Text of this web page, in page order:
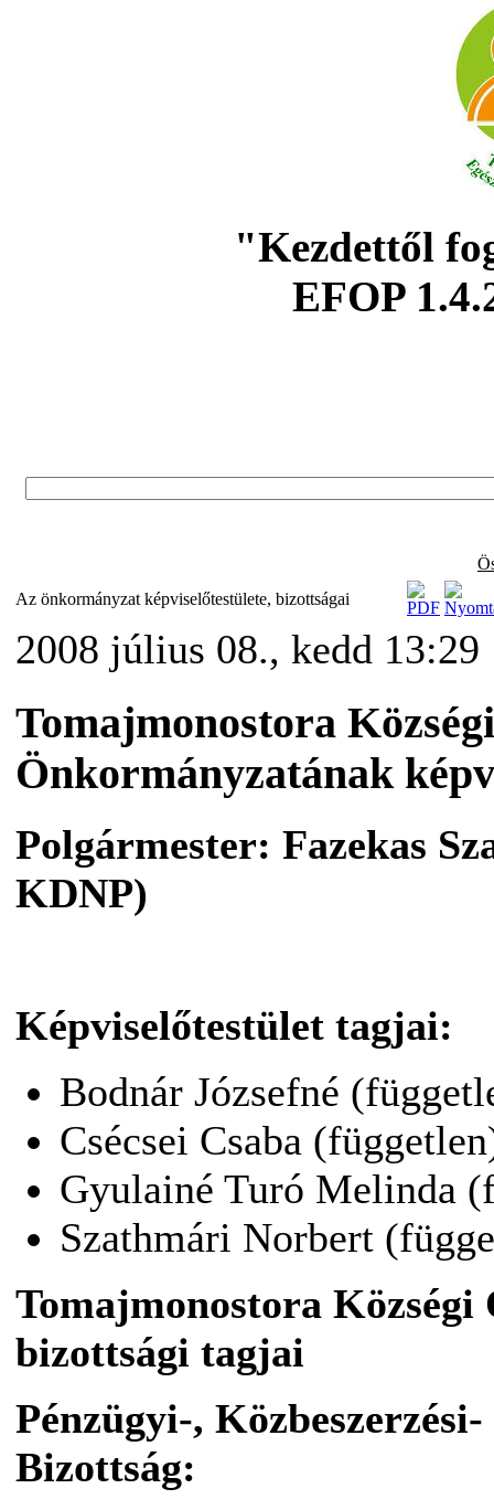
"Kezdettől
EFOP
Az önkormányzat képviselőtestülete, bizottságai
2008 július 08., kedd 13:29
Tomajmonostora Községi
Önkormányzatának
Polgármester: Fazekas
KDNP)
Képviselőtestület tagjai:
Bodnár Józsefné
Csécsei Csaba
Gyulainé Turó Melinda
Szathmári Norbert
Tomajmonostora
bizottsági tagjai
Pénzügyi-, Közbeszerzési-
Bizottság: